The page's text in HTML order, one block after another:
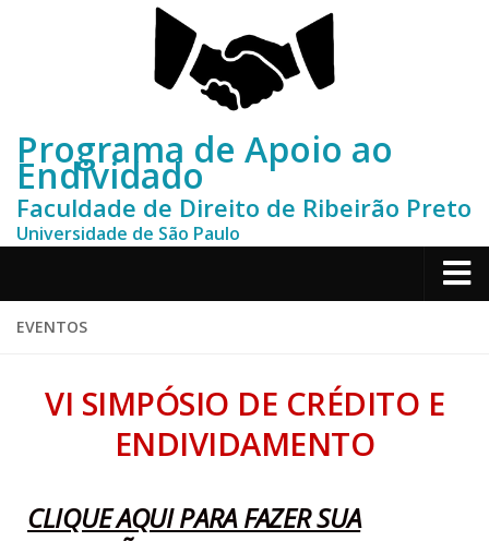
Programa de Apoio ao
Endividado
Faculdade de Direito de Ribeirão Preto
Universidade de São Paulo
Home
Depoimentos
Especial Covid-19
EVENTOS
VI SIMPÓSIO DE CRÉDITO E
ENDIVIDAMENTO
CLIQUE AQUI PARA FAZER SUA